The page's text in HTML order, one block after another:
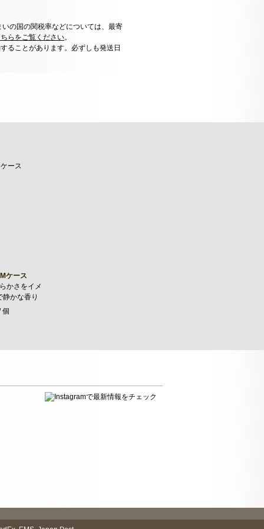
の国の関税率などについては、最寄
らをご覧ください。
ることがあります。必ずしも発送日
ケース
かさをイメ
かな香り
個